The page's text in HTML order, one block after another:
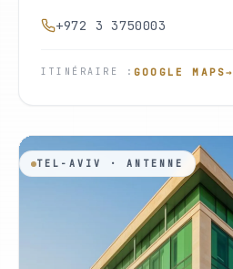
+972 3 3750003
ITINÉRAIRE : GOOGLE MAPS→
TEL-AVIV · ANTENNE